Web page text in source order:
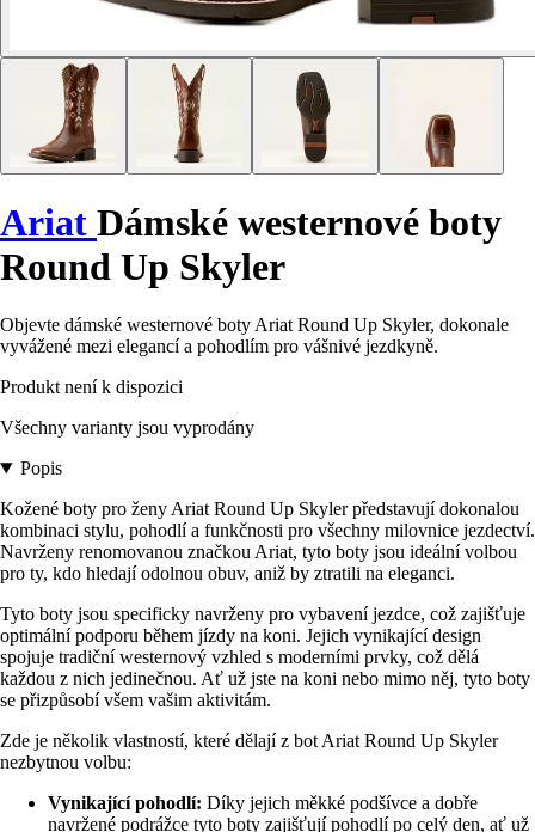
Ariat Dámské westernové boty
Round Up Skyler
Objevte dámské westernové boty Ariat Round Up Skyler, dokonale
vyvážené mezi elegancí a pohodlím pro vášnivé jezdkyně.
Produkt není k dispozici
Všechny varianty jsou vyprodány
Popis
Kožené boty pro ženy Ariat Round Up Skyler představují dokonalou
kombinaci stylu, pohodlí a funkčnosti pro všechny milovnice jezdectví.
Navrženy renomovanou značkou Ariat, tyto boty jsou ideální volbou
pro ty, kdo hledají odolnou obuv, aniž by ztratili na eleganci.
Tyto boty jsou specificky navrženy pro vybavení jezdce, což zajišťuje
optimální podporu během jízdy na koni. Jejich vynikající design
spojuje tradiční westernový vzhled s moderními prvky, což dělá
každou z nich jedinečnou. Ať už jste na koni nebo mimo něj, tyto boty
se přizpůsobí všem vašim aktivitám.
Zde je několik vlastností, které dělají z bot Ariat Round Up Skyler
nezbytnou volbu:
Vynikající pohodlí: Díky jejich měkké podšívce a dobře
navržené podrážce tyto boty zajišťují pohodlí po celý den, ať už